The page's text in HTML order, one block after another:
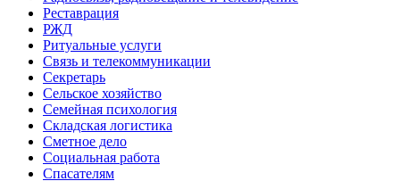
Реставрация
РЖД
Ритуальные услуги
Связь и телекоммуникации
Секретарь
Сельское хозяйство
Семейная психология
Складская логистика
Сметное дело
Социальная работа
Спасателям